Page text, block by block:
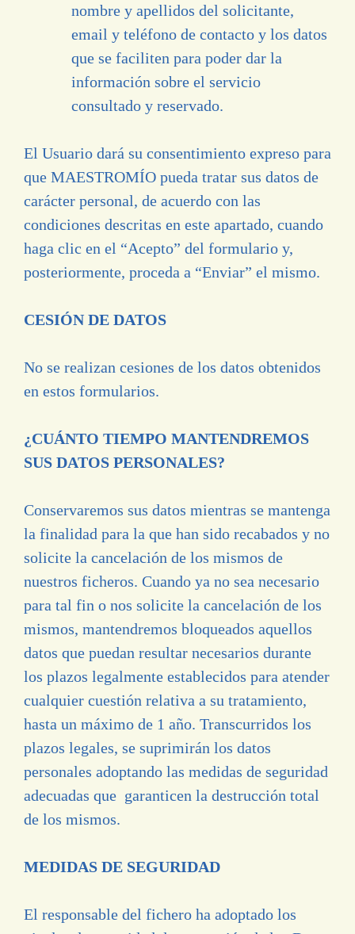
nombre y apellidos del solicitante,
email y teléfono de contacto y los datos
que se faciliten para poder dar la
información sobre el servicio
consultado y reservado.
El Usuario dará su consentimiento expreso para
que MAESTROMÍO pueda tratar sus datos de
carácter personal, de acuerdo con las
condiciones descritas en este apartado, cuando
haga clic en el “Acepto” del formulario y,
posteriormente, proceda a “Enviar” el mismo.
CESIÓN DE DATOS
No se realizan cesiones de los datos obtenidos
en estos formularios.
¿CUÁNTO TIEMPO MANTENDREMOS
SUS DATOS PERSONALES?
Conservaremos sus datos mientras se mantenga
la finalidad para la que han sido recabados y no
solicite la cancelación de los mismos de
nuestros ficheros. Cuando ya no sea necesario
para tal fin o nos solicite la cancelación de los
mismos, mantendremos bloqueados aquellos
datos que puedan resultar necesarios durante
los plazos legalmente establecidos para atender
cualquier cuestión relativa a su tratamiento,
hasta un máximo de 1 año. Transcurridos los
plazos legales, se suprimirán los datos
personales adoptando las medidas de seguridad
adecuadas que garanticen la destrucción total
de los mismos.
MEDIDAS DE SEGURIDAD
El responsable del fichero ha adoptado los